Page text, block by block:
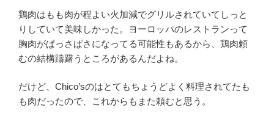
鶏肉はもも肉が程よい火加減でグリルされていてしっと
りしていて美味しかった。ヨーロッパのレストランって
胸肉がぱっさぱさになってる可能性もあるから、鶏肉頼
むの結構躊躇うところがあるんだよね。
だけど、Chico’sのはとてもちょうどよく料理されてたも
も肉だったので、これからもまた頼むと思う。